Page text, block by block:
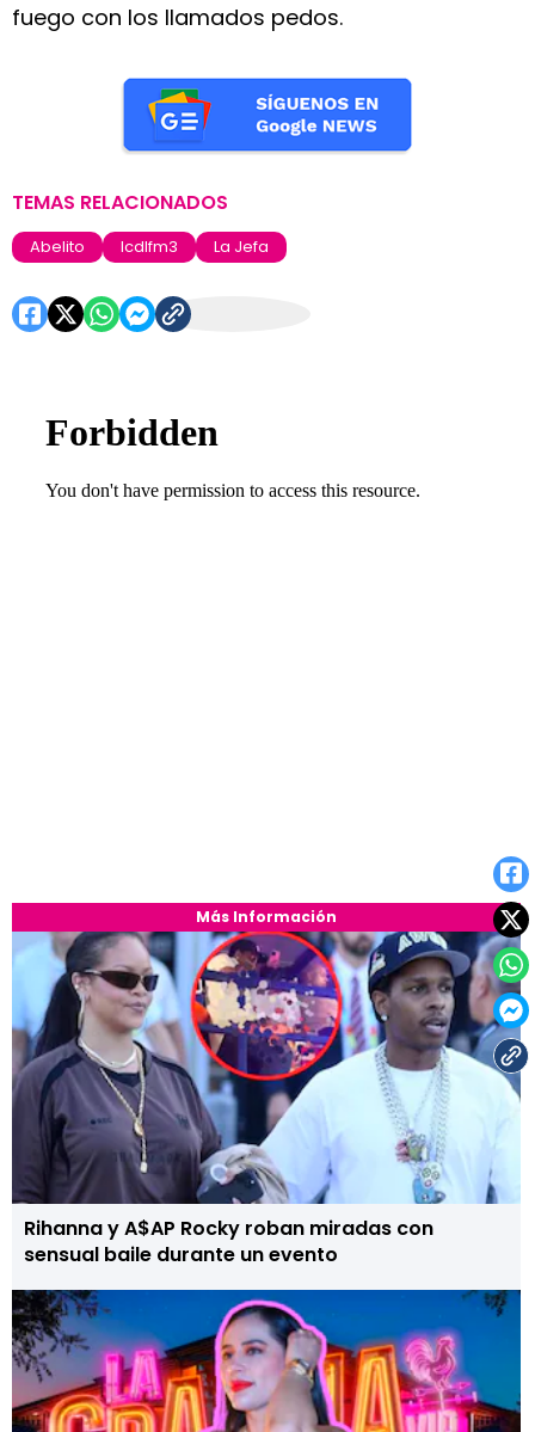
Más Información
Rihanna y A$AP Rocky roban miradas con
sensual baile durante un evento
fuego con los llamados pedos.
TEMAS RELACIONADOS
Abelito lcdlfm3 La Jefa